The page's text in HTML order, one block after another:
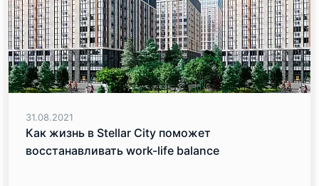
31.08.2021
Как жизнь в Stellar City поможет
восстанавливать work-life balance